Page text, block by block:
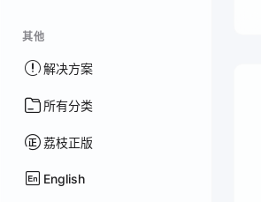
其他
解决方案
所有分类
荔枝正版
English